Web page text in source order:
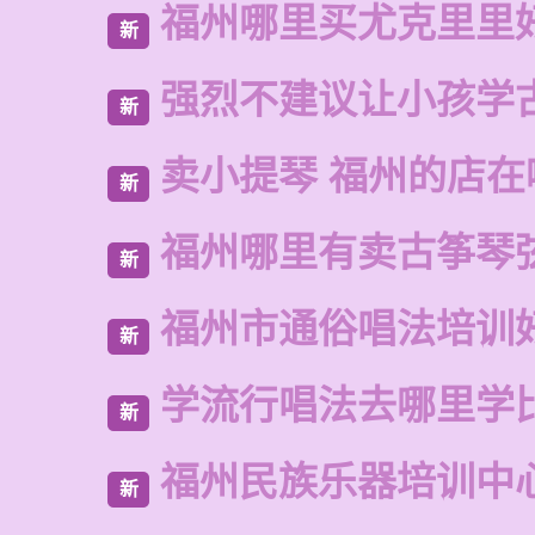
新 福州哪里买尤克里里
新 强烈不建议让小孩学
新 卖小提琴 福州的店
新 福州哪里有卖古筝琴
新 福州市通俗唱法培训
新 学流行唱法去哪里学
新 福州民族乐器培训中